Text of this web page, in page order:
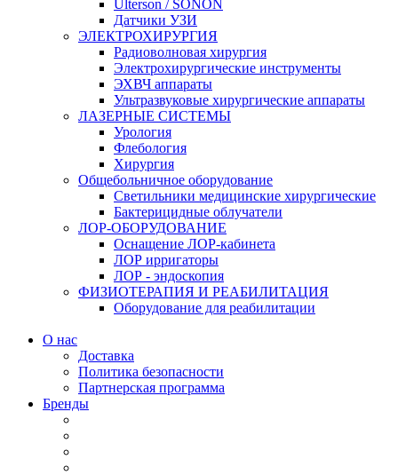
Ulterson / SONON
Датчики УЗИ
ЭЛЕКТРОХИРУРГИЯ
Радиоволновая хирургия
Электрохирургические инструменты
ЭХВЧ аппараты
Ультразвуковые хирургические аппараты
ЛАЗЕРНЫЕ СИСТЕМЫ
Урология
Флебология
Хирургия
Общебольничное оборудование
Светильники медицинские хирургические
Бактерицидные облучатели
ЛОР-ОБОРУДОВАНИЕ
Оснащение ЛОР-кабинета
ЛОР ирригаторы
ЛОР - эндоскопия
ФИЗИОТЕРАПИЯ И РЕАБИЛИТАЦИЯ
Оборудование для реабилитации
О нас
Доставка
Политика безопасности
Партнерская программа
Бренды